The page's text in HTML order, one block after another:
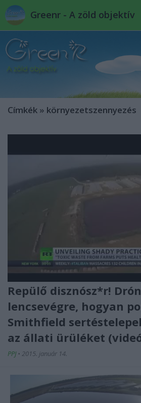
Greenr - A zöld objektív
Címkék » környezetszennyezés
Repülő disznósz*r!
lencsevégre, hogyan
Smithfield
az állati ürüléket
PPJ • 2015. január 14.